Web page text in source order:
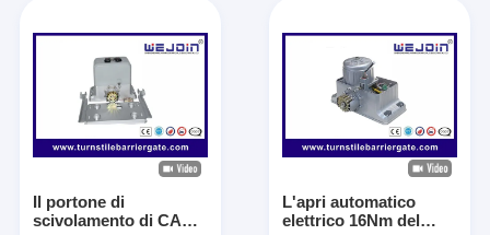
Alzabarriera tornello
Parcheggio Porta Barriera
BARRIERA MOBILE AUTOMATICA
Barriera del cancello di pedaggio
Il portone di
scivolamento di CA
L'apri automatico
elettrico 16Nm del